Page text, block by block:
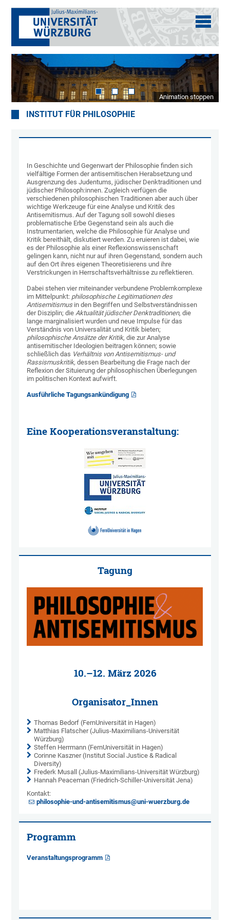
Animation stoppen
INSTITUT FÜR PHILOSOPHIE
In Geschichte und Gegenwart der Philosophie finden sich
vielfältige Formen der antisemitischen Herabsetzung und
Ausgrenzung des Judentums, jüdischer Denktraditionen und
jüdischer Philosoph:innen. Zugleich verfügen die
verschiedenen philosophischen Traditionen aber auch über
wichtige Werkzeuge für eine Analyse und Kritik des
Antisemitismus. Auf der Tagung soll sowohl dieses
problematische Erbe Gegenstand sein als auch die
Instrumentarien, welche die Philosophie für Analyse und
Kritik bereithält, diskutiert werden. Zu eruieren ist dabei, wie
es der Philosophie als einer Reflexionswissenschaft
gelingen kann, nicht nur auf ihren Gegenstand, sondern auch
auf den Ort ihres eigenen Theoretisierens und ihre
Verstrickungen in Herrschaftsverhältnisse zu reflektieren.
Dabei stehen vier miteinander verbundene Problemkomplexe
im Mittelpunkt: philosophische Legitimationen des
Antisemitismusin den Begriffen und Selbstverständnissen
der Disziplin; dieAktualität jüdischer Denktraditionen, die
lange marginalisiert wurden und neue Impulse für das
Verständnis von Universalität und Kritik bieten;
philosophische Ansätze der Kritik, die zur Analyse
antisemitischer Ideologien beitragen können; sowie
schließlich das Verhältnis von Antisemitismus- und
Rassismuskritik,dessen Bearbeitung die Frage nach der
Reflexion der Situierung der philosophischen Überlegungen
im politischen Kontext aufwirft.
Ausführliche Tagungsankündigung
Eine Kooperationsveranstaltung:
Tagung
10.–12. März 2026
Organisator_Innen
Thomas Bedorf (FernUniversität in Hagen)
Matthias Flatscher (Julius-Maximilians-Universität
Würzburg)
Steffen Herrmann (FernUniversität in Hagen)
Corinne Kaszner (Institut Social Justice & Radical
Diversity)
Frederk Musall (Julius-Maximilians-Universität Würzburg)
Hannah Peaceman (Friedrich-Schiller-Universität Jena)
Kontakt:
philosophie-und-antisemitismus@uni-wuerzburg.de
Programm
Veranstaltungsprogramm